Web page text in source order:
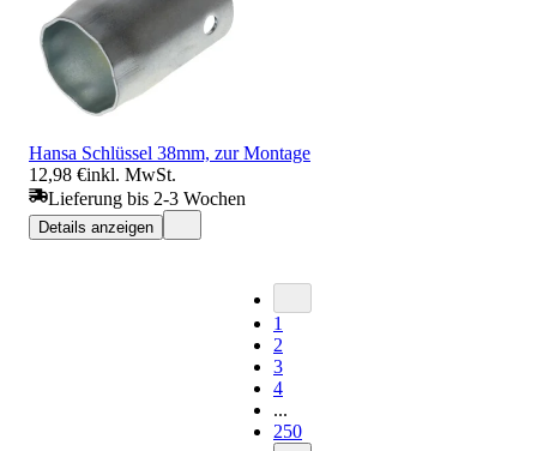
Hansa Schlüssel 38mm, zur Montage
12,98 €inkl. MwSt.
Lieferung bis 2-3 Wochen
Details anzeigen
1
2
3
4
...
250